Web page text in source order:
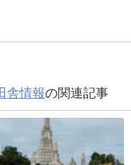
舎情報の関連記事